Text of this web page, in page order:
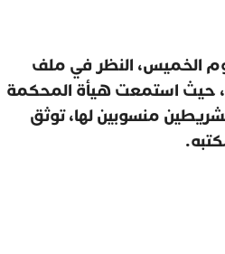
الخميس، النظر في ملف
حيث استمعت هيأة المحكمة
منسوبين لها، توثق